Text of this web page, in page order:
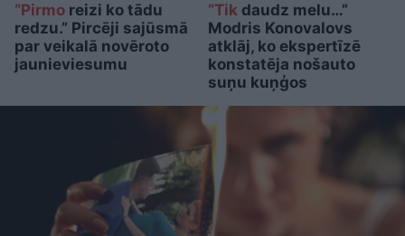
“Pirmo reizi ko tādu
redzu.” Pircēji sajūsmā
par veikalā novēroto
jaunieviesumu
“Tikdaudz melu…”
Modris Konovalovs
atklāj, ko ekspertīzē
konstatēja nošauto
suņu kuņģos